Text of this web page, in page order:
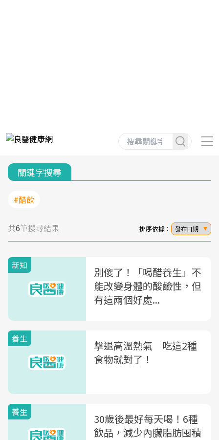
關鍵字搜尋
#醋飲
共6筆搜尋結果 排序依據： 發布日期
新知
別傻了！「喝醋養生」不
能改變身體的酸鹼性，但
有這兩個好處...
養生
擊退高溫熱氣 吃這2種
食物就對了！
養生
30歲後最好每天喝！6種
飲品，減少內臟脂肪囤積